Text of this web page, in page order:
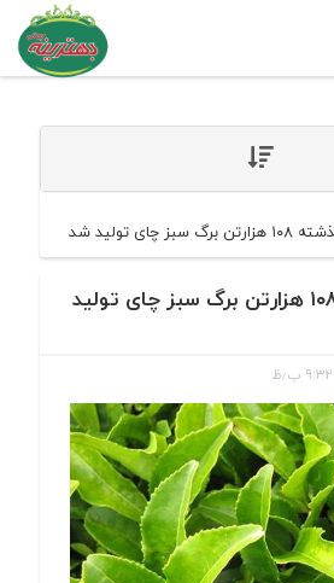
چای تولید شد
در سال گذشته ۱۰۸ هزارتن برگ سبز چای تولید